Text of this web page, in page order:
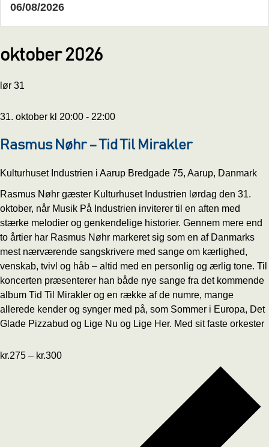
oktober 2026
lør 31
31. oktober kl 20:00 - 22:00
Rasmus Nøhr – Tid Til Mirakler
Kulturhuset Industrien i Aarup Bredgade 75, Aarup, Danmark
Rasmus Nøhr gæster Kulturhuset Industrien lørdag den 31.
oktober, når Musik På Industrien inviterer til en aften med
stærke melodier og genkendelige historier. Gennem mere end
to årtier har Rasmus Nøhr markeret sig som en af Danmarks
mest nærværende sangskrivere med sange om kærlighed,
venskab, tvivl og håb – altid med en personlig og ærlig tone. Til
koncerten præsenterer han både nye sange fra det kommende
album Tid Til Mirakler og en række af de numre, mange
allerede kender og synger med på, som Sommer i Europa, Det
Glade Pizzabud og Lige Nu og Lige Her. Med sit faste orkester
kr.275 – kr.300